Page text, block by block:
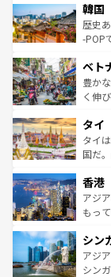
ワイを、
はコ
いる
ビン
い。
参照
ン）
と山
驚き
容に
照し
韓国
歴史
-POP
き、
でき
まで
リテ
覧を
ベト
豊か
く伸
急速
ーチ
醸し
とつ
ひ現
が旅
参照
タイ
タイ
国だ
の活
帯で
いビ
激す
が待
た文
香港
アジ
もっ
み、
てお
うな
シン
アジ
シン